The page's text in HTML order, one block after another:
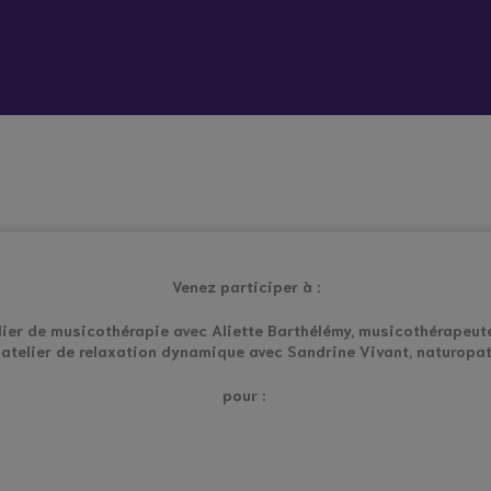
et social
Venez participer à :
de musicothérapie avec Aliette Barthélémy,
de relaxation dynamique avec Sandrine Vivant,
pour :